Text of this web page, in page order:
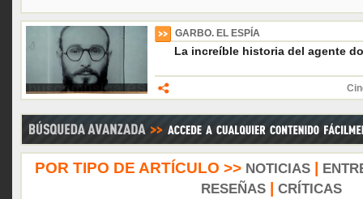
GARBO. EL ESPÍA
La increíble historia del agente
POR TIPO DE ARTÍCULO >> NOTICIAS|
RESEÑAS| CRÍTICAS